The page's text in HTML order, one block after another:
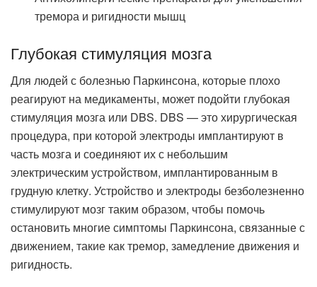
тремора и ригидности мышц
Глубокая стимуляция мозга
Для людей с болезнью Паркинсона, которые плохо
реагируют на медикаменты, может подойти глубокая
стимуляция мозга или DBS. DBS — это хирургическая
процедура, при которой электроды имплантируют в
часть мозга и соединяют их с небольшим
электрическим устройством, имплантированным в
грудную клетку. Устройство и электроды безболезненно
стимулируют мозг таким образом, чтобы помочь
остановить многие симптомы Паркинсона, связанные с
движением, такие как тремор, замедление движения и
ригидность.